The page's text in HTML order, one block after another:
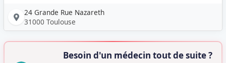
24 Grande Rue Nazareth
31000 Toulouse
Besoin d'un médecin tout de suite ?